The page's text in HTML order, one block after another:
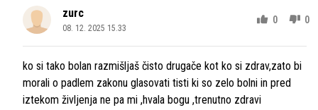
zurc
08. 12. 2025 15.33
0 0
ko si tako bolan razmišljaš čisto drugače kot ko si zdrav,zato bi
morali o padlem zakonu glasovati tisti ki so zelo bolni in pred
iztekom življenja ne pa mi ,hvala bogu ,trenutno zdravi